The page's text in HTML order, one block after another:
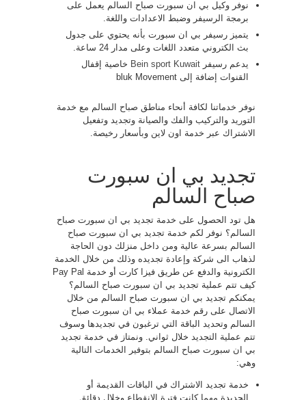
نوفر وكيل بي ان سبورت صباح السالم يعمل على
برمجة الرسيفر وضبط الاعدادات واللغة.
يتميز رسيفر بي ان سبورت بأنه يحتوي على جدول
بث الكتروني متعدد اللغات وعلى مدار 24 ساعة.
يدعم رسيفر Bein sport Kuwait خاصية إقفال
القنوات إضافة إلى bluk Movement
نوفر خدماتنا لكافة أنحاء مناطق صباح السالم مع خدمة
التوريد والتركيب والفك والصيانة وتجديد وتفعيل
الاشتراك عبر خدمة اون لاين وبأسعار رخيصة.
تجديد بي ان سبورت
صباح السالم
هل تود الحصول على خدمة تجديد بي ان سبورت صباح
السالم؟ نوفر لكم خدمة تجديد بي ان سبورت صباح
السالم بسرعة عالية ومن داخل منزلك دون الحاجة
لذهاب الى شركة وإعادة تجديده وذلك من خلال الخدمة
الكترونية والدفع عن طريق فيزا كارت أو خدمة Pay Pal
كيف تتم عملية تجديد بي ان سبورت صباح السالم؟
يمكنكم تجديد بي ان سبورت صباح السالم من خلال
الاتصال على رقم خدمة عملاء بي ان سبورت صباح
السالم وتحديد الباقة التي ترغبون في تجديدها وسوف
تتم عملية التجديد خلال ثواني. ونمتاز في خدمة تجديد
بي ان سبورت صباح السالم بتوفير الخدمات التالية
وهي:
خدمة تجديد الاشتراك في الباقات القديمة أو
الجديدة مهما كانت فترة الانقطاع وخلال دقائق.